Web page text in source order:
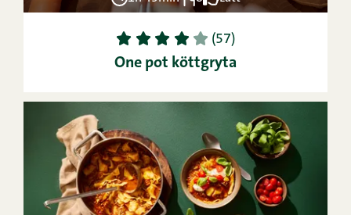
1 2 3 4 5 (57)
One pot köttgryta